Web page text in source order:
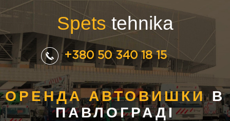
Spetstehnika
+380 50 340 18 15
ОРЕНДА АВТОВИШКИВ
ПАВЛОГРАДІ